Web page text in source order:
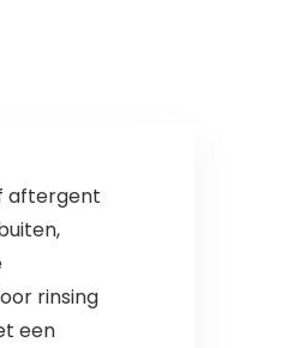
aftergent
rinsing
een